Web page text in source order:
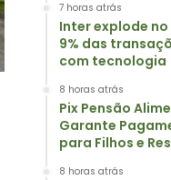
7 horas atrás
Inter explode
9% das
com tecnologia
8 horas atrás
Pix Pensão
Garante
para Filhos e
8 horas atrás